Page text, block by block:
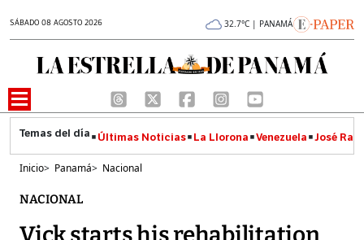
SÁBADO 08 AGOSTO 2026 32.7°C | PANAMÁ
Últimas Noticias La Llorona Venezuela José
Inicio> Panamá> Nacional
NACIONAL